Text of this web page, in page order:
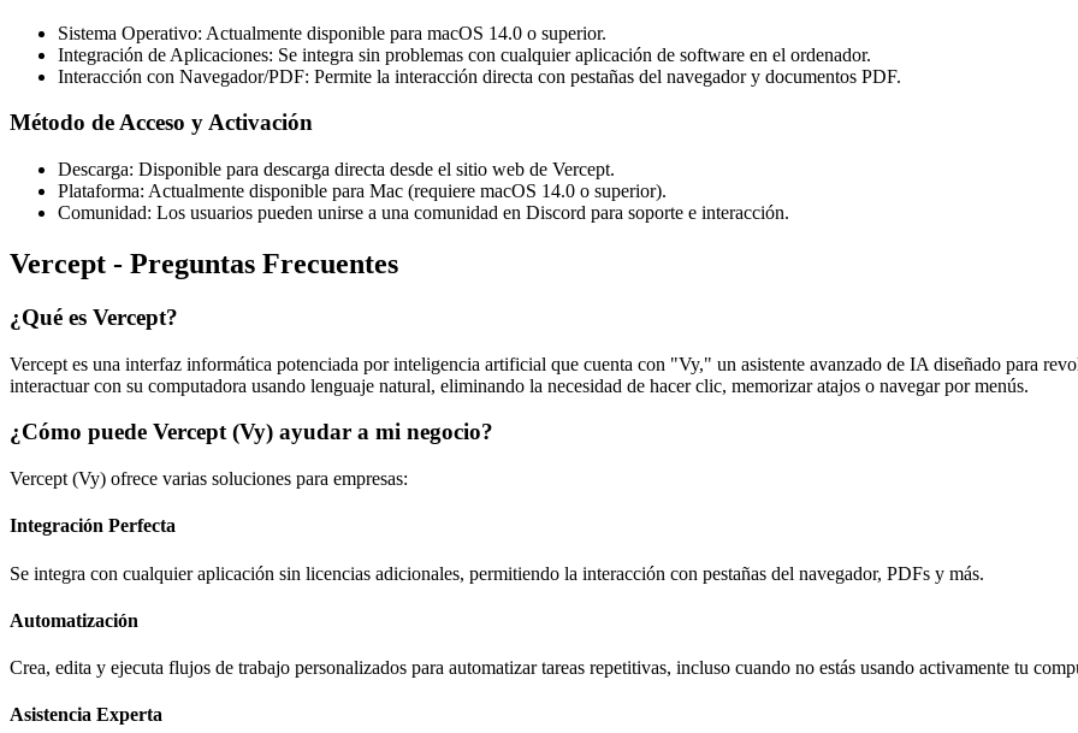
Sistema Operativo: Actualmente disponible para macOS 14.0 o superior.
Integración de Aplicaciones: Se integra sin problemas con cualquier aplicación de software en el ordenador.
Interacción con Navegador/PDF: Permite la interacción directa con pestañas del navegador y documentos PDF.
Método de Acceso y Activación
Descarga: Disponible para descarga directa desde el sitio web de Vercept.
Plataforma: Actualmente disponible para Mac (requiere macOS 14.0 o superior).
Comunidad: Los usuarios pueden unirse a una comunidad en Discord para soporte e interacción.
Vercept - Preguntas Frecuentes
¿Qué es Vercept?
Vercept es una interfaz informática potenciada por inteligencia artificial que cuenta con "Vy," un asistente avanzado de IA diseñado para
interactuar con su computadora usando lenguaje natural, eliminando la necesidad de hacer clic, memorizar atajos o navegar por menús.
¿Cómo puede Vercept (Vy) ayudar a mi negocio?
Vercept (Vy) ofrece varias soluciones para empresas:
Integración Perfecta
Se integra con cualquier aplicación sin licencias adicionales, permitiendo la interacción con pestañas del navegador, PDFs y más.
Automatización
Crea, edita y ejecuta flujos de trabajo personalizados para automatizar tareas repetitivas, incluso cuando no estás usando activamente tu
Asistencia Experta